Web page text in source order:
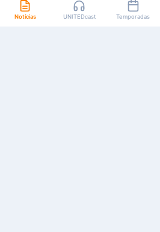
Notícias UNITEDcast Temporadas